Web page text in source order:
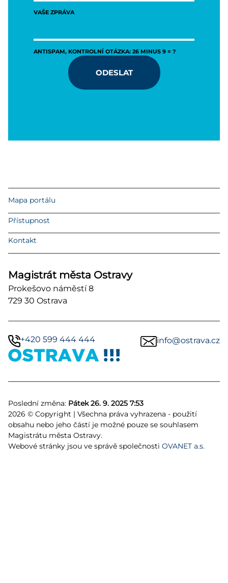
VAŠE ZPRÁVA
ANTISPAM, KONTROLNÍ OTÁZKA: 26 MINUS 9 = ?
ODESLAT
Mapa portálu
Přístupnost
Kontakt
Magistrát města Ostravy
Prokešovo náměstí 8
729 30 Ostrava
+420 599 444 444 info@ostrava.cz
Poslední změna: Pátek 26. 9. 2025 7:53
2026 © Copyright | Všechna práva vyhrazena - použití
obsahu nebo jeho částí je možné pouze se souhlasem
Magistrátu města Ostravy.
Webové stránky jsou ve správě společnosti OVANET a.s.